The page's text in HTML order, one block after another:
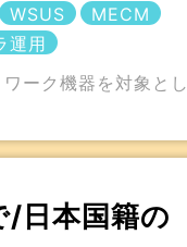
WSUS
MECM
運用
ーク機器を対象とし
/日本国籍の